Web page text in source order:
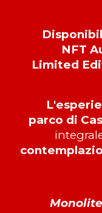
NFT
Limited
parco di